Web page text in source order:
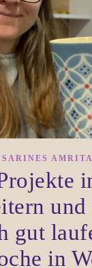
SARINES
gut
in